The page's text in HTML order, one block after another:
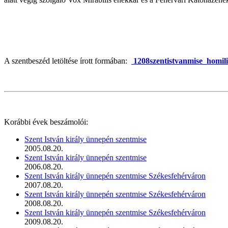
A szentbeszéd letöltése írott formában:
Korábbi évek beszámolói:
Szent István király ünnepén szentmise
2005.08.20.
Szent István király ünnepén szentmise
2006.08.20.
Szent István király ünnepén szentmise Székesfehérváron
2007.08.20.
Szent István király ünnepén szentmise Székesfehérváron
2008.08.20.
Szent István király ünnepén szentmise Székesfehérváron
2009.08.20.